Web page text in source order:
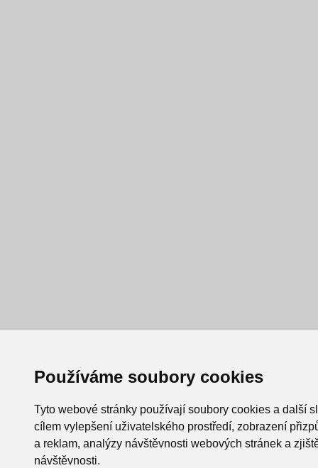
Používáme soubory cookies
Tyto webové stránky používají soubory cookies a další
cílem vylepšení uživatelského prostředí, zobrazení
a reklam, analýzy návštěvnosti webových stránek a
návštěvnosti.